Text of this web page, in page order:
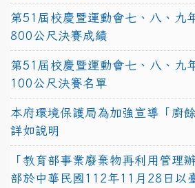
第51屆校慶暨運動會七、八、九
800公尺決賽成績
第51屆校慶暨運動會七、八、九
100公尺決賽名單
本府環境保護局為加強宣導「廚
詳如說明
「教育部事業廢棄物再利用管理
部於中華民國112年11月28日以